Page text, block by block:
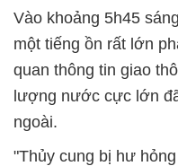
Vào khoảng 5h45
một tiếng ồn rất lớn
quan thông tin giao
lượng nước cực lớn
ngoài.
"Thủy cung bị hư